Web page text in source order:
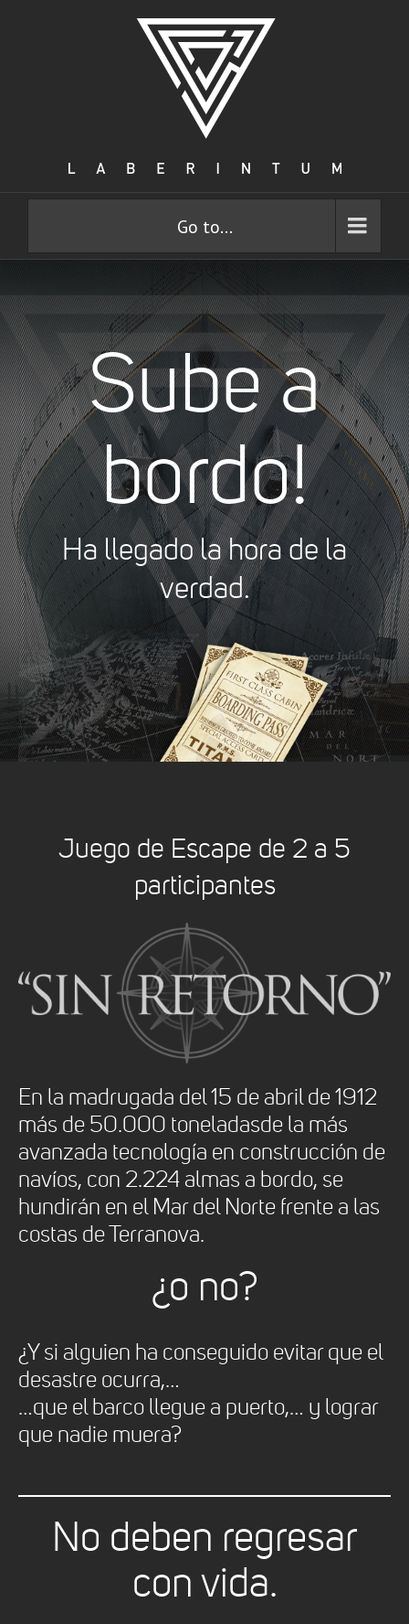
Go to...
Sube a
bordo!
Ha llegado la hora de la
verdad.
Juego de Escape de 2 a 5
participantes
En la madrugada del 15 de abril de 1912
más de 50.000 toneladasde la más
avanzada tecnología en construcción de
navíos, con 2.224 almas a bordo, se
hundirán en el Mar del Norte frente a las
costas de Terranova.
¿o no?
¿Y si alguien ha conseguido evitar que el
desastre ocurra,…
…que el barco llegue a puerto,… y lograr
que nadie muera?
No deben regresar
con vida.